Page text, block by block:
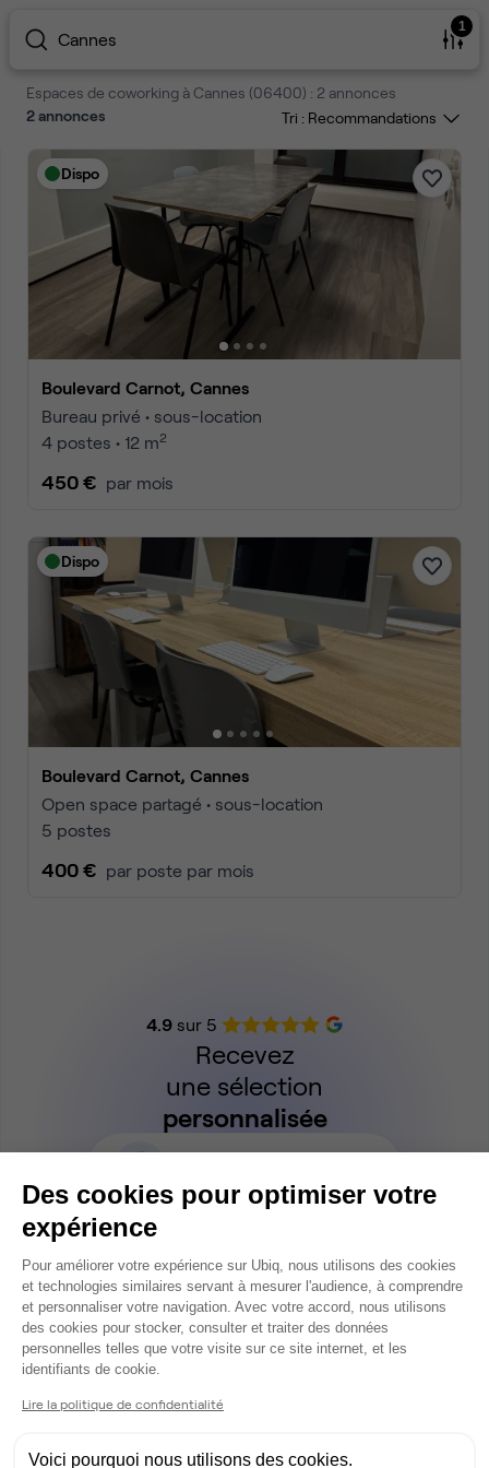
Cannes
1
Espaces de coworking à Cannes (06400) : 2 annonces
2annonces Tri :
Dispo
Boulevard Carnot, Cannes
Bureau privé • sous-location
4 postes • 12 m2
450 € par mois
Dispo
Boulevard Carnot, Cannes
Open space partagé • sous-location
5 postes
400 € par poste par mois
4.9sur 5
Recevez
une sélection
personnalisée
Des cookies pour optimiser votre
expérience
Plateforme de Gestion du
Pour améliorer votre expérience sur Ubiq, nous utilisons des cookies
et technologies similaires servant à mesurer l'audience, à comprendre
et personnaliser votre navigation. Avec votre accord, nous utilisons
des cookies pour stocker, consulter et traiter des données
personnelles telles que votre visite sur ce site internet, et les
identifiants de cookie.
Lire la politique de confidentialité
Voici pourquoi nous utilisons des cookies.